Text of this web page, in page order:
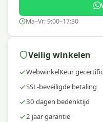
Ma–Vr: 9:00–17:30
Veilig winkelen
WebwinkelKeur
SSL-beveiligde betaling
30 dagen bedenktijd
2 jaar garantie